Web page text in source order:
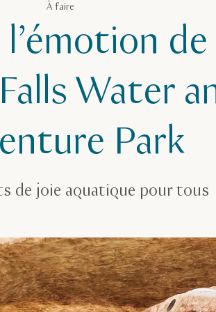
À faire
de
Water
Park
de joie aquatique pour tous